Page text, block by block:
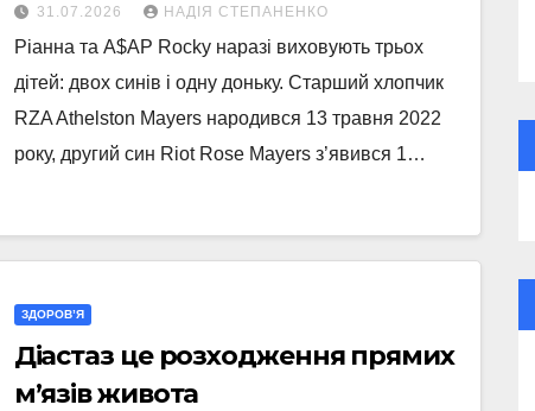
31.07.2026 НАДІЯ СТЕПАНЕНКО
Ріанна та A$AP Rocky наразі виховують трьох
дітей: двох синів і одну доньку. Старший хлопчик
RZA Athelston Mayers народився 13 травня 2022
року, другий син Riot Rose Mayers з’явився 1…
ЗДОРОВ’Я
Діастаз це розходження прямих
м’язів живота